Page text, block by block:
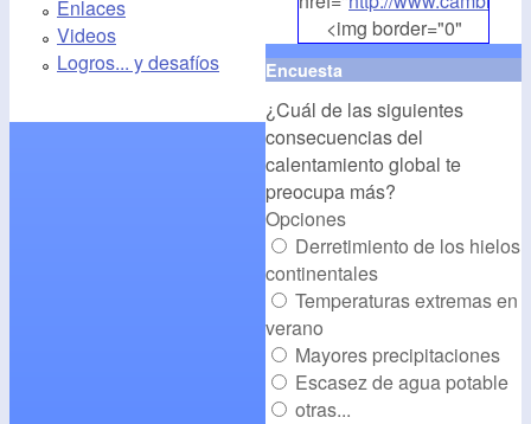
Enlaces
Videos
Logros... y desafíos
<img border="0"
align="middle"
src="http://
alt="CambioClimatico.org"
/></a>
Encuesta
¿Cuál de las siguientes
consecuencias del
calentamiento global te
preocupa más?
Opciones
Derretimiento de los hielos
continentales
Temperaturas extremas en
verano
Mayores precipitaciones
Escasez de agua potable
otras...